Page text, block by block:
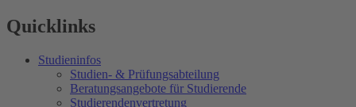
Quicklinks
Studieninfos
Studien- & Prüfungsabteilung
Beratungsangebote für Studierende
Studierendenvertretung